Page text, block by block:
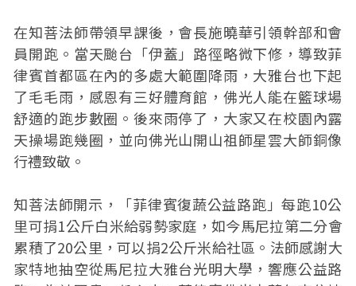
在知菩法師帶領早課後，會長施曉華引領幹部和會
員開跑。當天颱台「伊蓋」路徑略微下修，導致菲
律賓首都區在內的多處大範圍降雨，大雅台也下起
了毛毛雨，感恩有三好體育館，佛光人能在籃球場
舒適的跑步數圈。後來雨停了，大家又在校園內露
天操場跑幾圈，並向佛光山開山祖師星雲大師銅像
行禮致敬。
知菩法師開示，「菲律賓復蔬公益路跑」每跑10公
里可捐1公斤白米給弱勢家庭，如今馬尼拉第二分會
累積了20公里，可以捐2公斤米給社區。法師感謝大
家特地抽空從馬尼拉大雅台光明大學，響應公益路